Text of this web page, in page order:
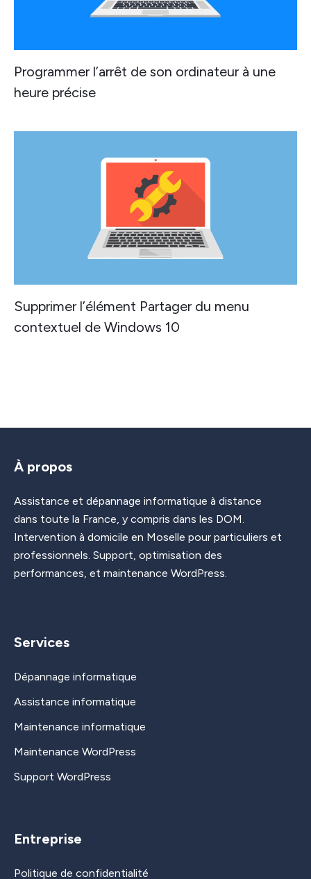
Programmer l’arrêt de son ordinateur à une
heure précise
Supprimer l’élément Partager du menu
contextuel de Windows 10
À propos
Assistance et dépannage informatique à distance
dans toute la France, y compris dans les DOM.
Intervention à domicile en Moselle pour particuliers et
professionnels. Support, optimisation des
performances, et maintenance WordPress.
Services
Dépannage informatique
Assistance informatique
Maintenance informatique
Maintenance WordPress
Support WordPress
Entreprise
Politique de confidentialité